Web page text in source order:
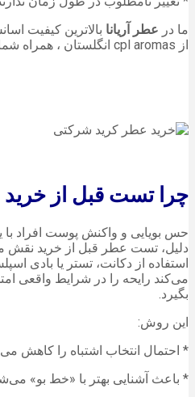
ما در عطر آریانا بالاترین کیفیت
از cpl aromas انگلستان ، همراه شما عزیزانیم.
چرا تست قبل از خرید
حس بویایی و واکنش پوست افراد
دلیل، تست عطر قبل از خرید نقش
استفاده از دکانت، تستر یا بادی
می‌کند رایحه را در شرایط واقعی
بگیرد.
این روش:
* احتمال انتخاب اشتباه را کاهش
* باعث آشنایی بهتر با «خط بو»